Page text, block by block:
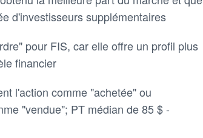
d'investisseurs supplémentaires
pour FIS, car elle offre un profil plus
financier
l'action comme "achetée" ou
"vendue"; PT médian de 85 $ -